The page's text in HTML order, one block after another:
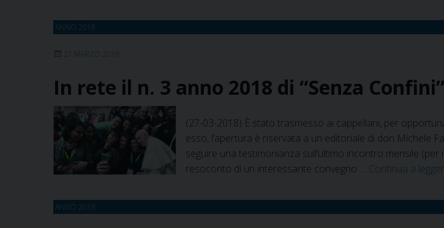
ANNO 2018
27 MARZO 2018
In rete il n. 3 anno 2018 di “Senza Confini”
(27-03-2018) È stato trasmesso ai cappellani, per
esso, l’apertura è riservata a un editoriale di don Michele
seguire una testimonianza sull’ultimo incontro mensile
resoconto di un interessante convegno … Continua a
ANNO 2018